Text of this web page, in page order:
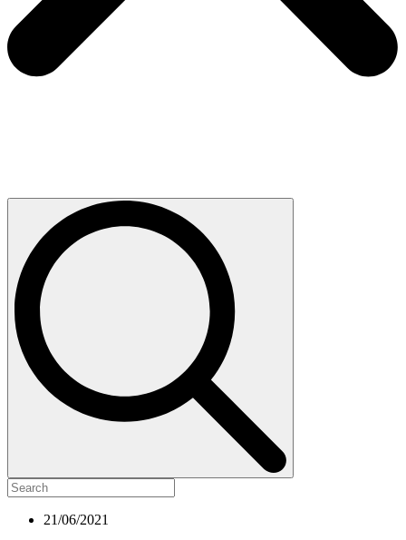
21/06/2021